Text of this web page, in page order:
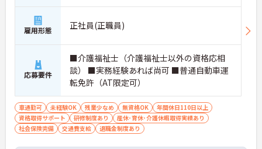
雇用形態 正社員(正職員)
応募要件
■介護福祉士（介護福祉士以外の資格応相
談） ■実務経験あれば尚可 ■普通自動車運
転免許（AT限定可）
車通勤可 未経験OK 残業少なめ 無資格OK
年間休日110日以上
資格取得サポート
研修制度あり
産休･育休･介護休暇取得実績あり
社会保険完備
交通費支給 退職金制度あり